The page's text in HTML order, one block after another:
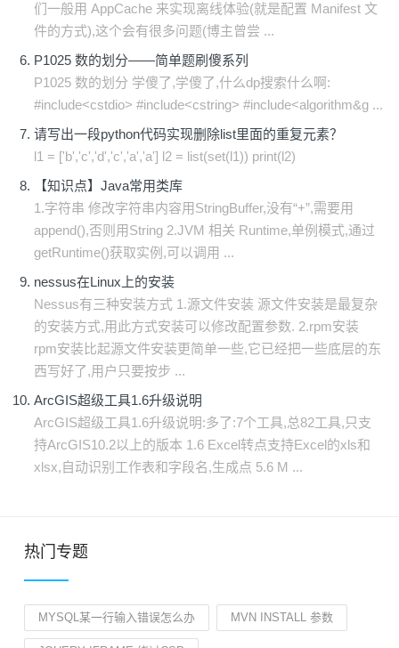
们一般用 AppCache 来实现离线体验(就是配置 Manifest 文
件的方式),这个会有很多问题(博主曾尝 ...
P1025 数的划分——简单题刷傻系列
P1025 数的划分 学傻了,学傻了,什么dp搜索什么啊:
#include<cstdio> #include<cstring> #include<algorithm&g ...
请写出一段python代码实现删除list里面的重复元素？
l1 = ['b','c','d','c','a','a'] l2 = list(set(l1)) print(l2)
【知识点】Java常用类库
1.字符串 修改字符串内容用StringBuffer,没有“+”,需要用
append(),否则用String 2.JVM 相关 Runtime,单例模式,通过
getRuntime()获取实例,可以调用 ...
nessus在Linux上的安装
Nessus有三种安装方式 1.源文件安装 源文件安装是最复杂
的安装方式,用此方式安装可以修改配置参数. 2.rpm安装
rpm安装比起源文件安装更简单一些,它已经把一些底层的东
西写好了,用户只要按步 ...
ArcGIS超级工具1.6升级说明
ArcGIS超级工具1.6升级说明:多了:7个工具,总82工具,只支
持ArcGIS10.2以上的版本 1.6 Excel转点支持Excel的xls和
xlsx,自动识别工作表和字段名,生成点 5.6 M ...
热门专题
MYSQL某一行输入错误怎么办 MVN INSTALL 参数